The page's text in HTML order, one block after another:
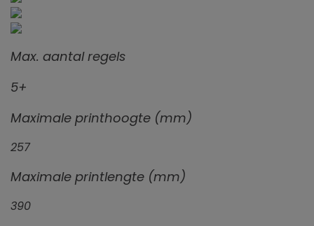
Max. aantal regels
5+
Maximale printhoogte (mm)
257
Maximale printlengte (mm)
390